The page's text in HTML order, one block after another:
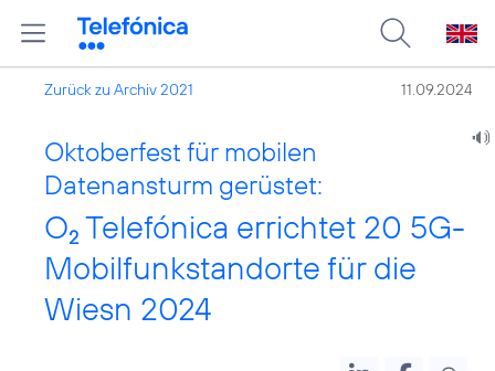
Zurück zu Archiv 2021 11.09.2024
Oktoberfest für mobilen
Datenansturm gerüstet:
O2 Telefónica errichtet 20 5G-
Mobilfunkstandorte für die
Wiesn 2024